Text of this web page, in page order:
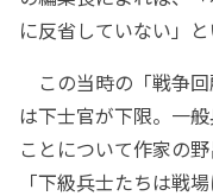
に反省していない」
この当時の「戦争
は下士官が下限。一
ことについて作家の
「下級兵士たちは戦